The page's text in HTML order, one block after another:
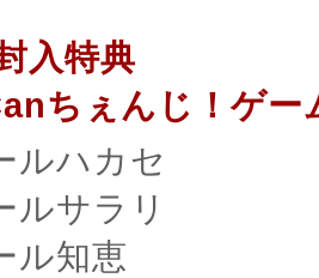
入特典
ちぇんじ！ゲ
ハカセ
サラリ
ル知恵